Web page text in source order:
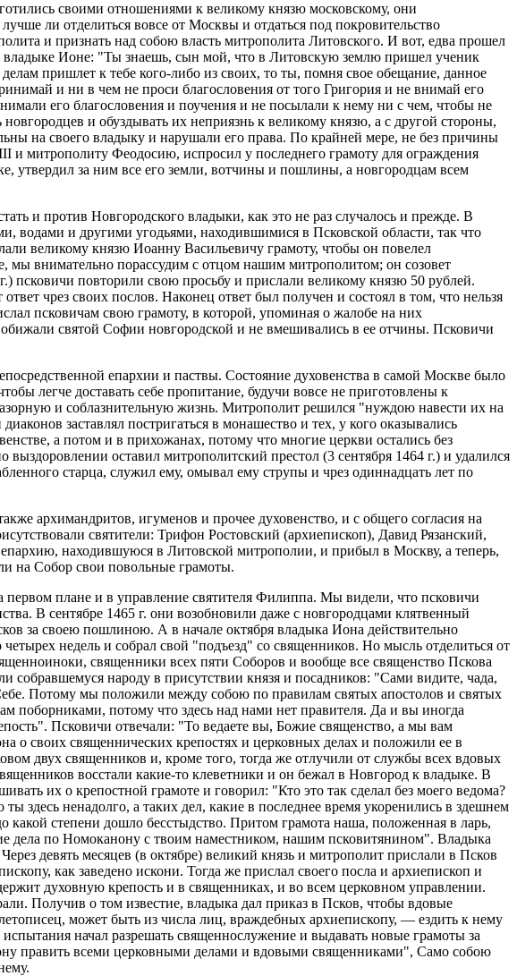
своими отношениями к великому князю московскому, они
ли отделиться вовсе от Москвы и отдаться под покровительство
и признать над собою власть митрополита Литовского. И вот, едва прошел
владыке Ионе: "Ты знаешь, сын мой, что в Литовскую землю пришел ученик
пришлет к тебе кого-либо из своих, то ты, помня свое обещание, данное
и ни в чем не проси благословения от того Григория и не внимай его
его благословения и поучения и не посылали к нему ни с чем, чтобы не
и обуздывать их неприязнь к великому князю, а с другой стороны,
на своего владыку и нарушали его права. По крайней мере, не без причины
и митрополиту Феодосию, испросил у последнего грамоту для ограждения
утвердил за ним все его земли, вотчины и пошлины, а новгородцам всем
и против Новгородского владыки, как это не раз случалось и прежде. В
водами и другими угодьями, находившимися в Псковской области, так что
великому князю Иоанну Васильевичу грамоту, чтобы он повелел
мы внимательно порассудим с отцом нашим митрополитом; он созовет
псковичи повторили свою просьбу и прислали великому князю 50 рублей.
чрез своих послов. Наконец ответ был получен и состоял в том, что нельзя
псковичам свою грамоту, в которой, упоминая о жалобе на них
святой Софии новгородской и не вмешивались в ее отчины. Псковичи
епархии и паствы. Состояние духовенства в самой Москве было
легче доставать себе пропитание, будучи вовсе не приготовлены к
и соблазнительную жизнь. Митрополит решился "нуждою навести их на
заставлял постригаться в монашество и тех, у кого оказывались
а потом и в прихожанах, потому что многие церкви остались без
оставил митрополитский престол (3 сентября 1464 г.) и удалился
старца, служил ему, омывал ему струпы и чрез одиннадцать лет по
архимандритов, игуменов и прочее духовенство, и с общего согласия на
святители: Трифон Ростовский (архиепископ), Давид Рязанский,
находившуюся в Литовской митрополии, и прибыл в Москву, а теперь,
на Собор свои повольные грамоты.
первом плане и в управление святителя Филиппа. Мы видели, что псковичи
В сентябре 1465 г. они возобновили даже с новгородцами клятвенный
за своею пошлиною. А в начале октября владыка Иона действительно
недель и собрал свой "подъезд" со священников. Но мысль отделиться от
священники всех пяти Соборов и вообще все священство Пскова
собравшемуся народу в присутствии князя и посадников: "Сами видите, чада,
Потому мы положили между собою по правилам святых апостолов и святых
поборниками, потому что здесь над нами нет правителя. Да и вы иногда
Псковичи отвечали: "То ведаете вы, Божие священство, а мы вам
о своих священнических крепостях и церковных делах и положили ее в
двух священников и, кроме того, тогда же отлучили от службы всех вдовых
восстали какие-то клеветники и он бежал в Новгород к владыке. В
их о крепостной грамоте и говорил: "Кто это так сделал без моего ведома?
здесь ненадолго, а таких дел, какие в последнее время укоренились в здешнем
степени дошло бесстыдство. Притом грамота наша, положенная в ларь,
дела по Номоканону с твоим наместником, нашим псковитянином". Владыка
девять месяцев (в октябре) великий князь и митрополит прислали в Псков
как заведено искони. Тогда же прислал своего посла и архиепископ и
духовную крепость и в священниках, и во всем церковном управлении.
Получив о том известие, владыка дал приказ в Псков, чтобы вдовые
может быть из числа лиц, враждебных архиепископу, — ездить к нему
начал разрешать священнослужение и выдавать новые грамоты за
править всеми церковными делами и вдовыми священниками", Само собою